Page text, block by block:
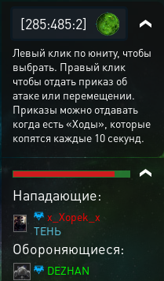
[285:485:2]
Левый клик по юниту, чтобы
выбрать. Правый клик
чтобы отдать приказ об
атаке или перемещении.
Приказы можно отдавать
когда есть «Ходы», которые
копятся каждые 10 секунд.
Нападающие:
x_Xopek_x
ТЕНЬ
Обороняющиеся:
DEZHAN